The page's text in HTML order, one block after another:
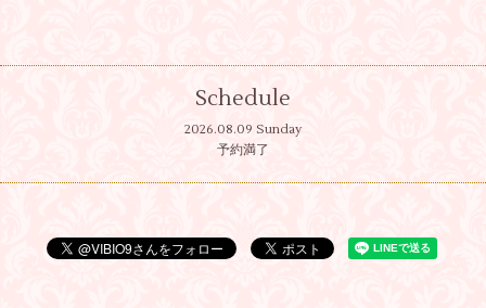
Schedule
2026.08.09 Sunday
予約満了